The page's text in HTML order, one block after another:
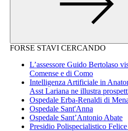
FORSE STAVI CERCANDO
L’assessore Guido Bertolaso
Comense e di Como
Intelligenza Artificiale in
Asst Lariana ne illustra
Ospedale Erba-Renaldi di
Ospedale Sant'Anna
Ospedale Sant’Antonio Abate
Presidio Polispecialistico